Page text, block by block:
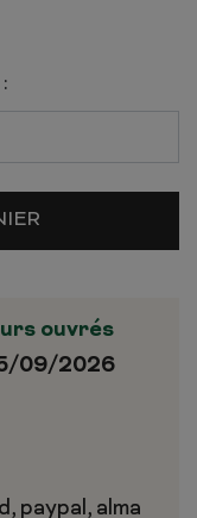
ouvrés
09/2026